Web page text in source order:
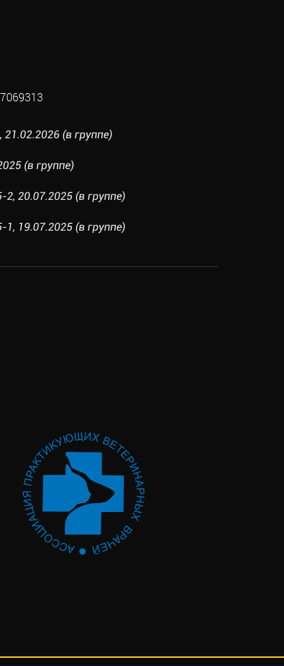
(в группе)
(в группе)
20.07.2025 (в группе)
19.07.2025 (в группе)